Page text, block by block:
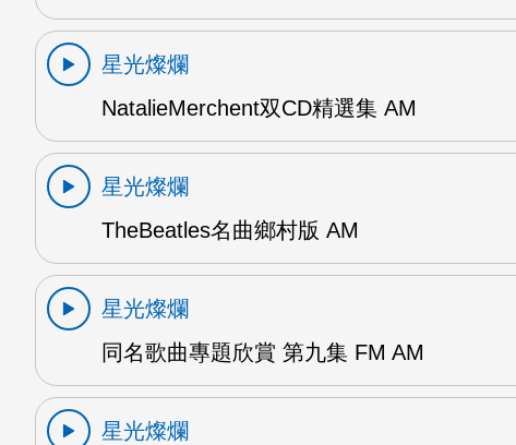
星光燦爛
NatalieMerchent双CD精選集 AM
星光燦爛
TheBeatles名曲鄉村版 AM
星光燦爛
同名歌曲專題欣賞 第九集 FM AM
星光燦爛